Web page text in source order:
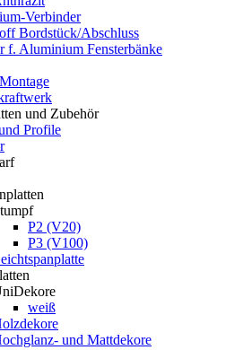
Verbinder
Bordstück/Abschluss
f. Aluminium Fensterbänke
und Zubehör
Profile
P2 (V20)
P3 (V100)
weiß
und Mattdekore